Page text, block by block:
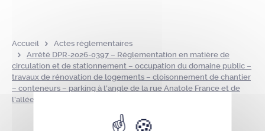
Accueil
Actes réglementaires
Arrêté DPR-2026-0397 – Réglementation en matière de
circulation et de stationnement – occupation du domaine public –
travaux de rénovation de logements – cloisonnement de chantier
– conteneurs – parking à l’angle de la rue Anatole France et de
l’allée Louise Michel -du 09 avril au 09 octobre 2026